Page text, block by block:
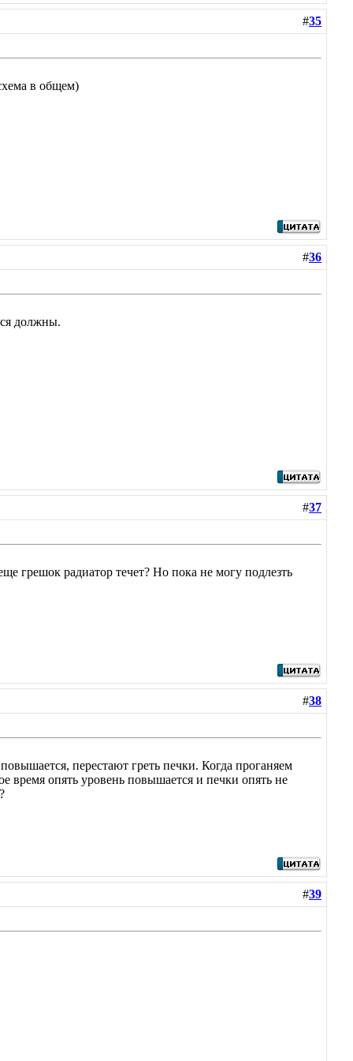
#35
в общем)
#36
должны.
#37
грешок радиатор течет? Но пока не могу подлезть
#38
перестают греть печки. Когда проганяем
время опять уровень повышается и печки опять не
#39